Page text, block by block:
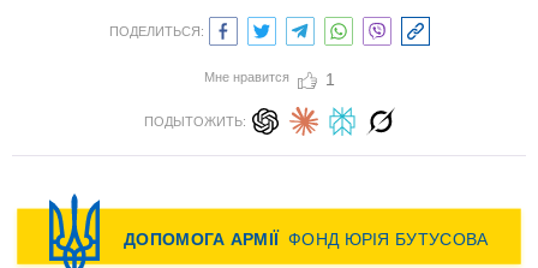
ПОДЕЛИТЬСЯ:
Мне нравится 1
ПОДЫТОЖИТЬ: